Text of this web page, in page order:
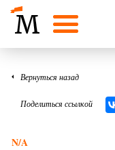
Вернуться назад
Поделиться ссылкой
N/A